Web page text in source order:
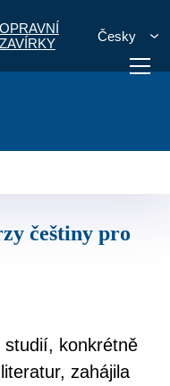
Česky
konkrétně
zahájila